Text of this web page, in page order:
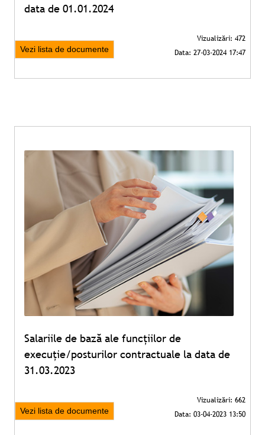
data de 01.01.2024
Vezi lista de documente
Salariile de bază ale funcțiilor de
execuție/posturilor contractuale la data de
31.03.2023
Vezi lista de documente